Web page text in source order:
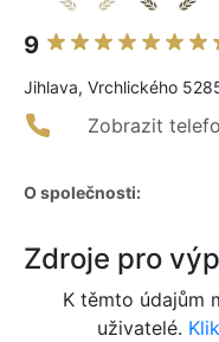
9
Jihlava, Vrchlického
Zobrazit
O společnosti:
Zdroje pro
K těmto údajům
uživatelé.